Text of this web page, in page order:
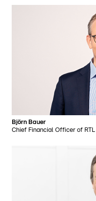
Björn Bauer
Chief Financial Officer of RTL